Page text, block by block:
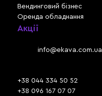
Вендинговий бізнес
Оренда обладнання
Акції
info@ekava.com.ua
+38 044 334 50 52
+38 096 167 07 07